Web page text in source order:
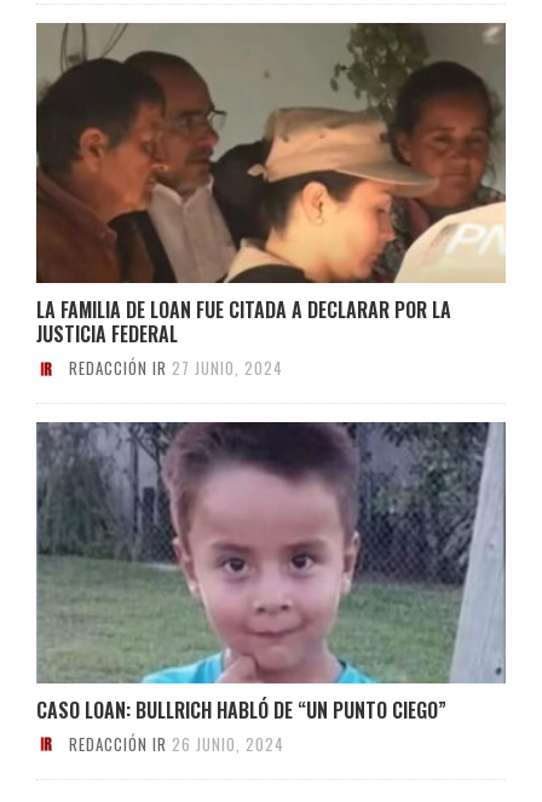
LA FAMILIA DE LOAN FUE CITADA A DECLARAR POR LA
JUSTICIA FEDERAL
REDACCIÓN IR 27 JUNIO, 2024
CASO LOAN: BULLRICH HABLÓ DE “UN PUNTO CIEGO”
REDACCIÓN IR 26 JUNIO, 2024